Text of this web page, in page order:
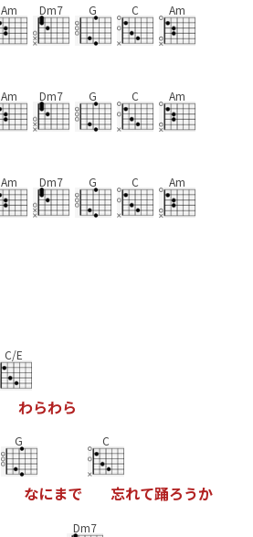
Am Dm7 G C Am
Am Dm7 G C Am
Am Dm7 G C Am
C/E
わらわら
G
なにまで
C
忘れて踊ろうか
Dm7